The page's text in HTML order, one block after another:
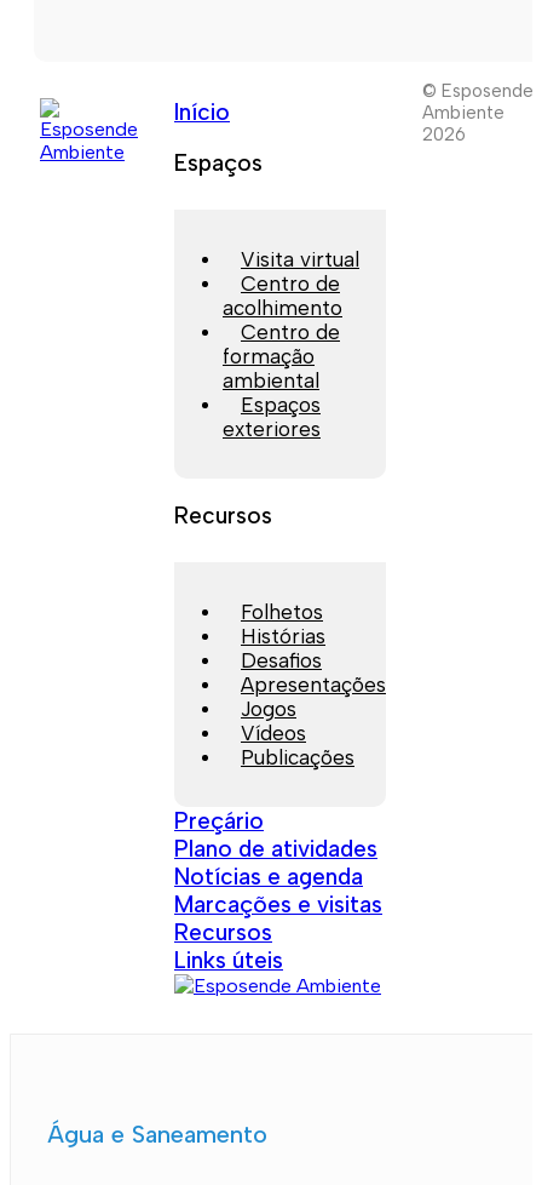
Início
Espaços
Visita virtual
Centro de
acolhimento
Centro de
formação
ambiental
Espaços
exteriores
Recursos
Folhetos
Histórias
Desafios
Apresentações
Jogos
Vídeos
Publicações
Preçário
Plano de atividades
Notícias e agenda
Marcações e visitas
Recursos
Links úteis
© Esposende
Ambiente
2026
Água e Saneamento